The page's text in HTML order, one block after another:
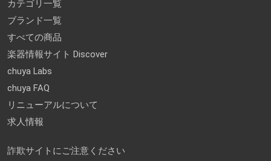
カテゴリ一覧
ブランド一覧
すべての商品
楽器情報サイト Discover
chuya Labs
chuya FAQ
リニューアルについて
求人情報
詐欺サイトにご注意ください